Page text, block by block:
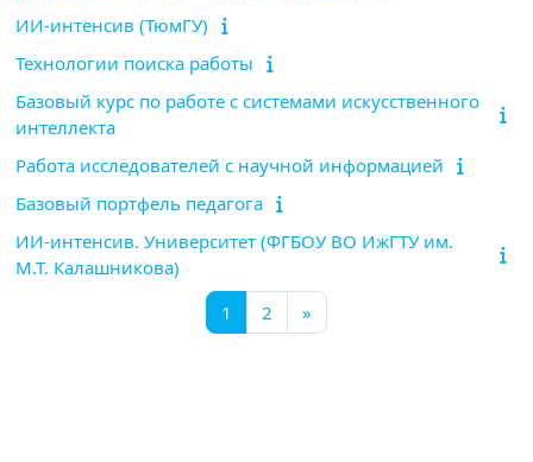
ИИ-интенсив (ТюмГУ)
Технологии поиска работы
Базовый курс по работе с системами искусственного
интеллекта
Работа исследователей с научной информацией
Базовый портфель педагога
ИИ-интенсив. Университет (ФГБОУ ВО ИжГТУ им.
М.Т. Калашникова)
1 Страница 1
2 Страница 2
»